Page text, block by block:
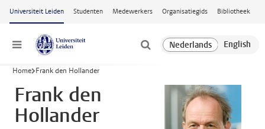
Ga naar hoofdinhoud
Universiteit Leiden Studenten Medewerkers Organisatiegids Bibliotheek
Menu
Home Frank den Hollander
Frank den
Hollander